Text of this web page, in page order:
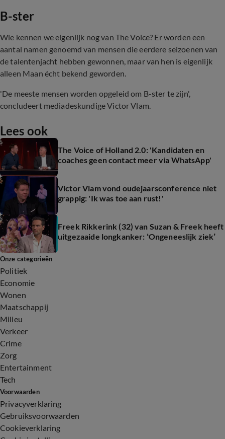
B-ster
Wie kennen we eigenlijk nog van The Voice? Er worden een
aantal namen genoemd van mensen die eerdere seizoenen van
de talentenjacht hebben gewonnen, maar van hen is eigenlijk
alleen Maan écht bekend geworden.
'De meeste mensen worden opgeleid om B-ster te zijn',
concludeert mediadeskundige Victor Vlam.
Lees ook
The Voice of Holland 2.0: 'Kandidaten en
coaches geen contact meer via WhatsApp'
Victor Vlam vond oudejaarsconference niet
grappig: 'Ik was toe aan rust!'
Freek Rikkerink (32) van Suzan & Freek heeft
uitgezaaide longkanker: ‘Ongeneeslijk ziek’
Onze categorieën
Politiek
Economie
Wonen
Maatschappij
Milieu
Verkeer
Crime
Zorg
Entertainment
Tech
Voorwaarden
Privacyverklaring
Gebruiksvoorwaarden
Cookieverklaring